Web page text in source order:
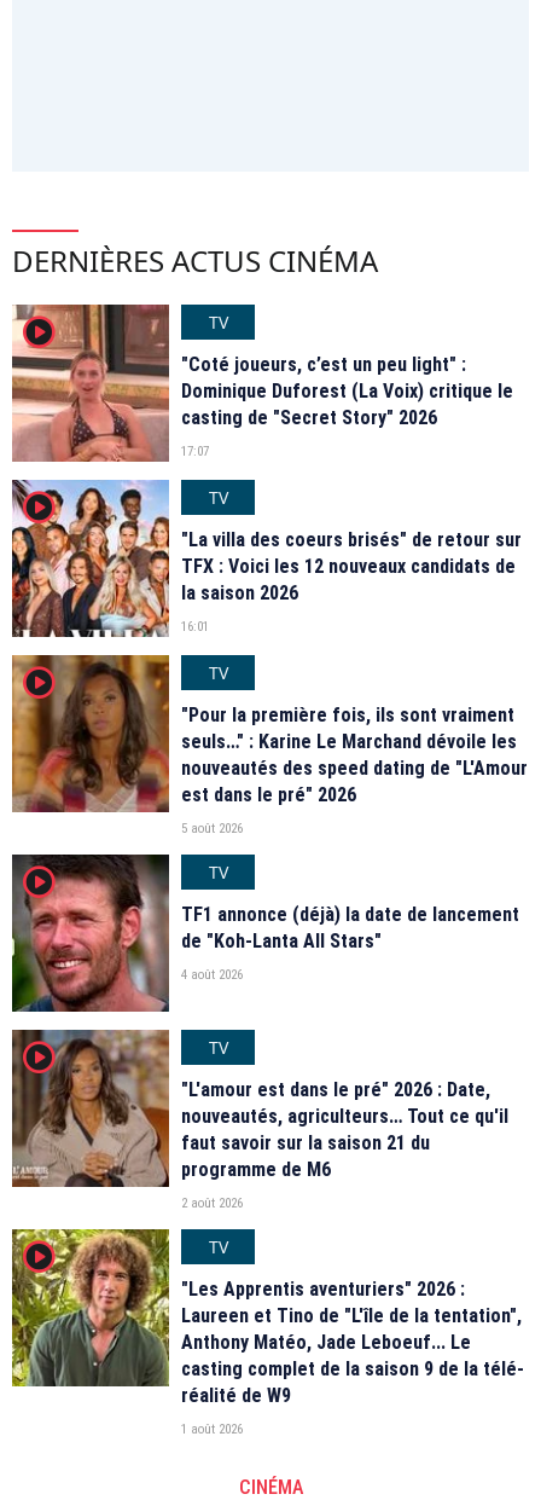
DERNIÈRES ACTUS CINÉMA
player2
TV
"Coté joueurs, c’est un peu light" :
Dominique Duforest (La Voix) critique le
casting de "Secret Story" 2026
17:07
player2
TV
"La villa des coeurs brisés" de retour sur
TFX : Voici les 12 nouveaux candidats de
la saison 2026
16:01
player2
TV
"Pour la première fois, ils sont vraiment
seuls…" : Karine Le Marchand dévoile les
nouveautés des speed dating de "L'Amour
est dans le pré" 2026
5 août 2026
player2
TV
TF1 annonce (déjà) la date de lancement
de "Koh-Lanta All Stars"
4 août 2026
player2
TV
"L'amour est dans le pré" 2026 : Date,
nouveautés, agriculteurs… Tout ce qu'il
faut savoir sur la saison 21 du
programme de M6
2 août 2026
player2
TV
"Les Apprentis aventuriers" 2026 :
Laureen et Tino de "L'île de la tentation",
Anthony Matéo, Jade Leboeuf... Le
casting complet de la saison 9 de la télé-
réalité de W9
1 août 2026
CINÉMA